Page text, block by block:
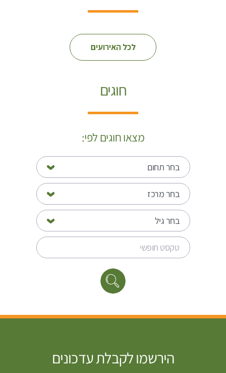
לכל האירועים
חוגים
מצאו חוגים לפי:
הירשמו לקבלת עדכונים